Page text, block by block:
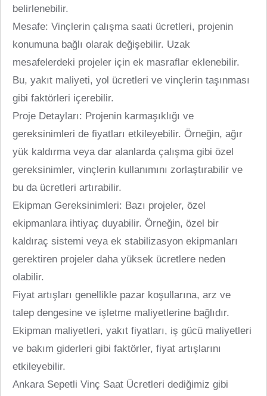
belirlenebilir.
Mesafe: Vinçlerin çalışma saati ücretleri, projenin
konumuna bağlı olarak değişebilir. Uzak
mesafelerdeki projeler için ek masraflar eklenebilir.
Bu, yakıt maliyeti, yol ücretleri ve vinçlerin taşınması
gibi faktörleri içerebilir.
Proje Detayları: Projenin karmaşıklığı ve
gereksinimleri de fiyatları etkileyebilir. Örneğin, ağır
yük kaldırma veya dar alanlarda çalışma gibi özel
gereksinimler, vinçlerin kullanımını zorlaştırabilir ve
bu da ücretleri artırabilir.
Ekipman Gereksinimleri: Bazı projeler, özel
ekipmanlara ihtiyaç duyabilir. Örneğin, özel bir
kaldıraç sistemi veya ek stabilizasyon ekipmanları
gerektiren projeler daha yüksek ücretlere neden
olabilir.
Fiyat artışları genellikle pazar koşullarına, arz ve
talep dengesine ve işletme maliyetlerine bağlıdır.
Ekipman maliyetleri, yakıt fiyatları, iş gücü maliyetleri
ve bakım giderleri gibi faktörler, fiyat artışlarını
etkileyebilir.
Ankara Sepetli Vinç Saat Ücretleri dediğimiz gibi